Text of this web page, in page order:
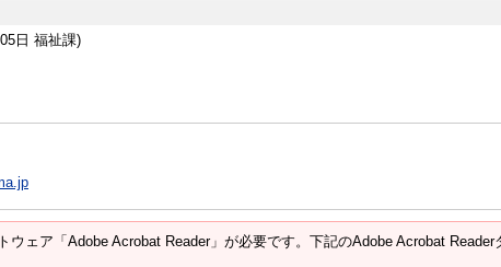
日 福祉課)
ウェア「Adobe Acrobat Reader」が必要です。下記のAdobe Acrobat Reader